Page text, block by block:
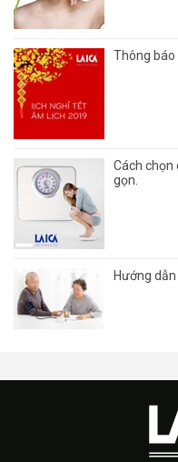
Thông báo
Cách chọn
gọn.
Hướng